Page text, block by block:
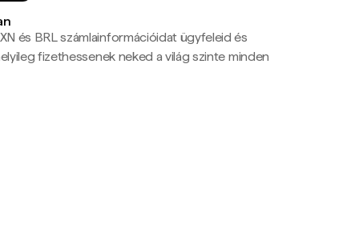
és BRL számlainformációidat ügyfeleid és
fizethessenek neked a világ szinte minden